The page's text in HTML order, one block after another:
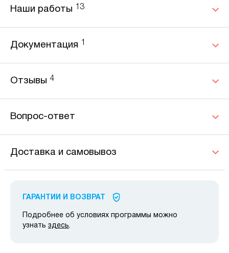
Наши работы 13
Документация
Отзывы 4
Вопрос-ответ
Доставка и самовывоз
ГАРАНТИИ И ВОЗВРАТ
Подробнее об условиях программы можно
узнать здесь.